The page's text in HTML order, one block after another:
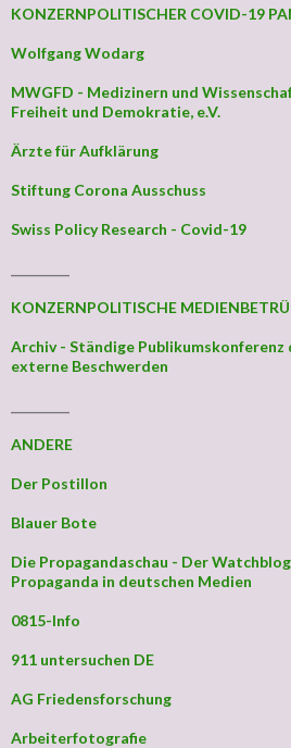
KONZERNPOLITISCHER COVID-19
Wolfgang Wodarg
MWGFD - Medizinern und
Freiheit und Demokratie, e.V.
Ärzte für Aufklärung
Stiftung Corona Ausschuss
Swiss Policy Research - Covid-19
KONZERNPOLITISCHE
Archiv - Ständige
externe Beschwerden
ANDERE
Der Postillon
Blauer Bote
Die Propagandaschau - Der
Propaganda in deutschen Medien
0815-Info
911 untersuchen DE
AG Friedensforschung
Arbeiterfotografie